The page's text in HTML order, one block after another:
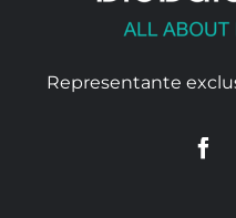
Representante